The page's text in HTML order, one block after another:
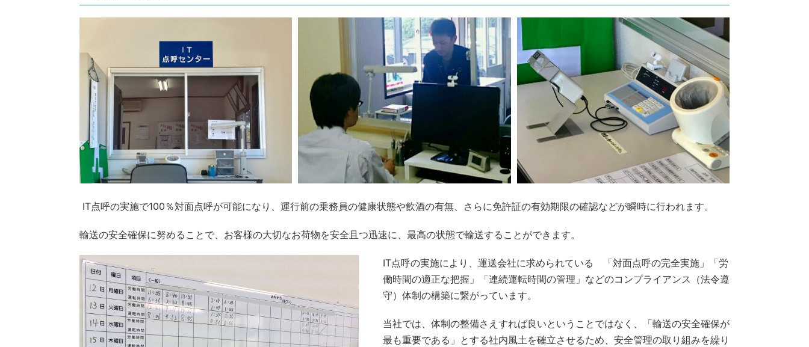
IT点呼の実施で100％対面点呼が可能になり、運行前の乗務員の健康状態や飲酒の有無、さらに免許証の有効期限の確認などが瞬時に行われます。
輸送の安全確保に努めることで、お客様の大切なお荷物を安全且つ迅速に、最高の状態で輸送することができます。
IT点呼の実施により、運送会社に求められている 「対面点呼の完全実施」「労
働時間の適正な把握」「連続運転時間の管理」などのコンプライアンス（法令遵
守）体制の構築に繋がっています。
当社では、体制の整備さえすれば良いということではなく、「輸送の安全確保が
最も重要である」とする社内風土を確立させるため、安全管理の取り組みを繰り